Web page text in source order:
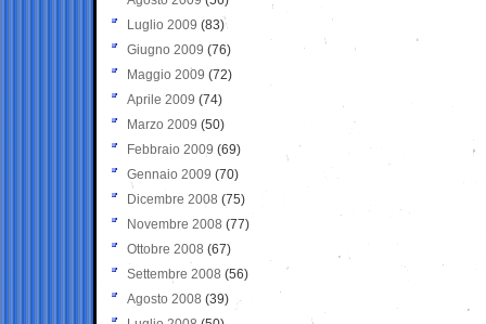
Luglio 2009 (83)
Giugno 2009 (76)
Maggio 2009 (72)
Aprile 2009 (74)
Marzo 2009 (50)
Febbraio 2009 (69)
Gennaio 2009 (70)
Dicembre 2008 (75)
Novembre 2008 (77)
Ottobre 2008 (67)
Settembre 2008 (56)
Agosto 2008 (39)